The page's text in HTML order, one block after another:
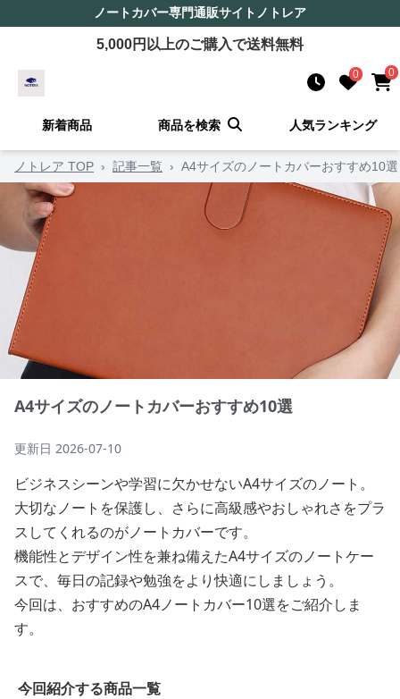
ノートカバー専門通販サイト ノトレア
5,000円以上のご購入で送料無料
0 0
新着商品 商品を検索 人気ランキング
ノトレア TOP › 記事一覧 › A4サイズのノートカバーおすすめ10選
A4サイズのノートカバーおすすめ10選
更新日 2026-07-10
ビジネスシーンや学習に欠かせないA4サイズのノート。
大切なノートを保護し、さらに高級感やおしゃれさをプラ
スしてくれるのがノートカバーです。
機能性とデザイン性を兼ね備えたA4サイズのノートケー
スで、毎日の記録や勉強をより快適にしましょう。
今回は、おすすめのA4ノートカバー10選をご紹介しま
す。
今回紹介する商品一覧